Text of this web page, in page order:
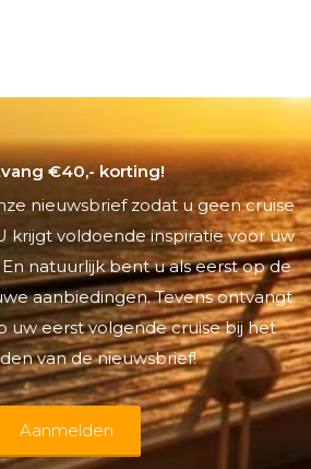
€40,- korting!
nieuwsbrief zodat u geen cruise
krijgt voldoende inspiratie voor uw
natuurlijk bent u als eerst op de
aanbiedingen. Tevens ontvangt
uw eerst volgende cruise bij het
van de nieuwsbrief!
Aanmelden